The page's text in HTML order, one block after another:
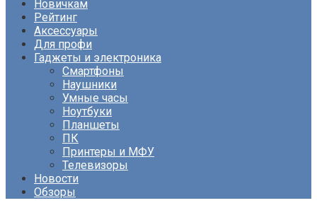
Новичкам
Рейтинг
Аксессуары
Для профи
Гаджеты и электроника
Смартфоны
Наушники
Умные часы
Ноутбуки
Планшеты
ПК
Принтеры и МФУ
Телевизоры
Новости
Обзоры